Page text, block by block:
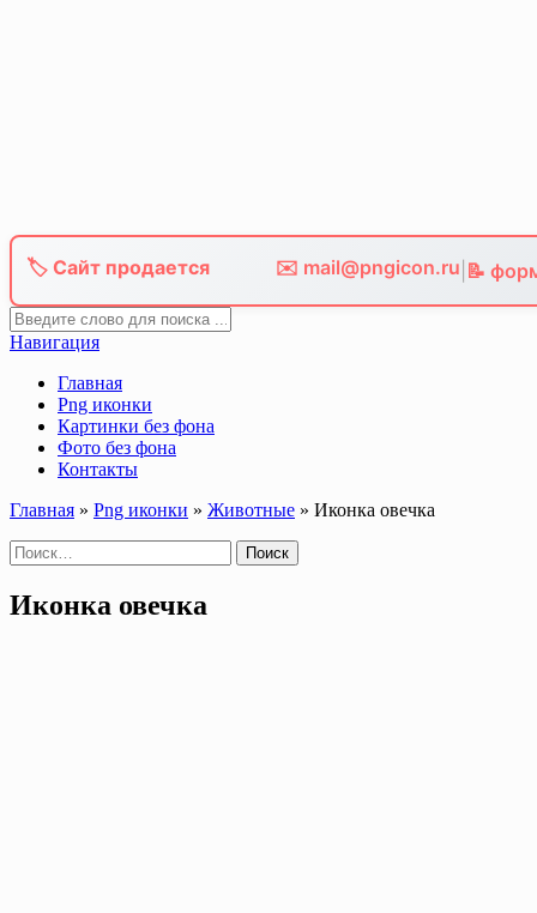
🏷️ Сайт продается ✉️ mail@pngicon.ru 📝
Навигация
Главная
Png иконки
Картинки без фона
Фото без фона
Контакты
Главная » Png иконки » Животные » Иконка овечка
Найти:
Иконка овечка